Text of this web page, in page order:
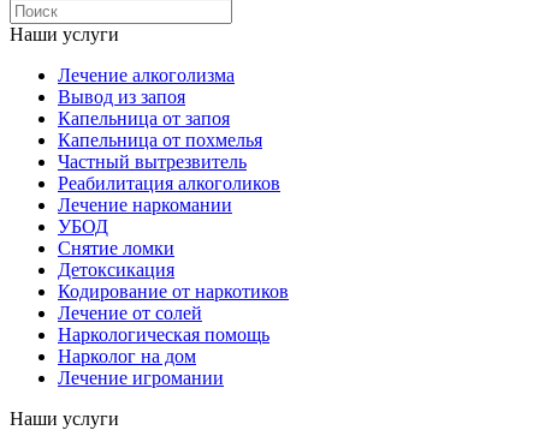
Наши услуги
Лечение алкоголизма
Вывод из запоя
Капельница от запоя
Капельница от похмелья
Частный вытрезвитель
Реабилитация алкоголиков
Лечение наркомании
УБОД
Снятие ломки
Детоксикация
Кодирование от наркотиков
Лечение от солей
Наркологическая помощь
Нарколог на дом
Лечение игромании
Наши услуги